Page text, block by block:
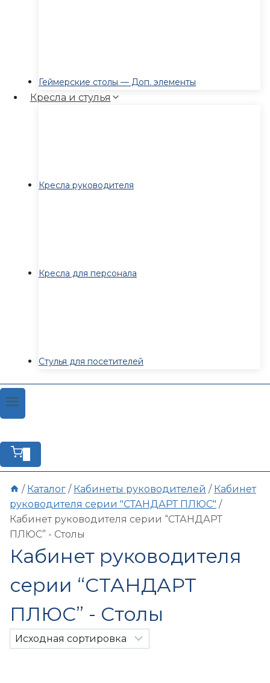
Геймерские столы — Доп. элементы
Кресла и стулья
Кресла руководителя
Кресла для персонала
Стулья для посетителей
/ Каталог / Кабинеты руководителей / Кабинет
руководителя серии "СТАНДАРТ ПЛЮС" /
Кабинет руководителя серии “СТАНДАРТ
ПЛЮС” - Столы
Кабинет руководителя
серии “СТАНДАРТ
ПЛЮС” - Столы